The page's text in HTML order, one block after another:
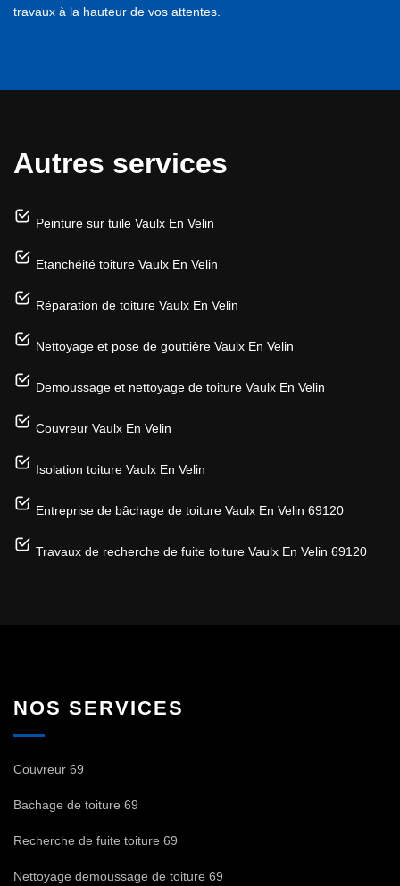
travaux à la hauteur de vos attentes.
Autres services
Peinture sur tuile Vaulx En Velin
Etanchéité toiture Vaulx En Velin
Réparation de toiture Vaulx En Velin
Nettoyage et pose de gouttière Vaulx En Velin
Demoussage et nettoyage de toiture Vaulx En Velin
Couvreur Vaulx En Velin
Isolation toiture Vaulx En Velin
Entreprise de bâchage de toiture Vaulx En Velin 69120
Travaux de recherche de fuite toiture Vaulx En Velin 69120
NOS SERVICES
Couvreur 69
Bachage de toiture 69
Recherche de fuite toiture 69
Nettoyage demoussage de toiture 69